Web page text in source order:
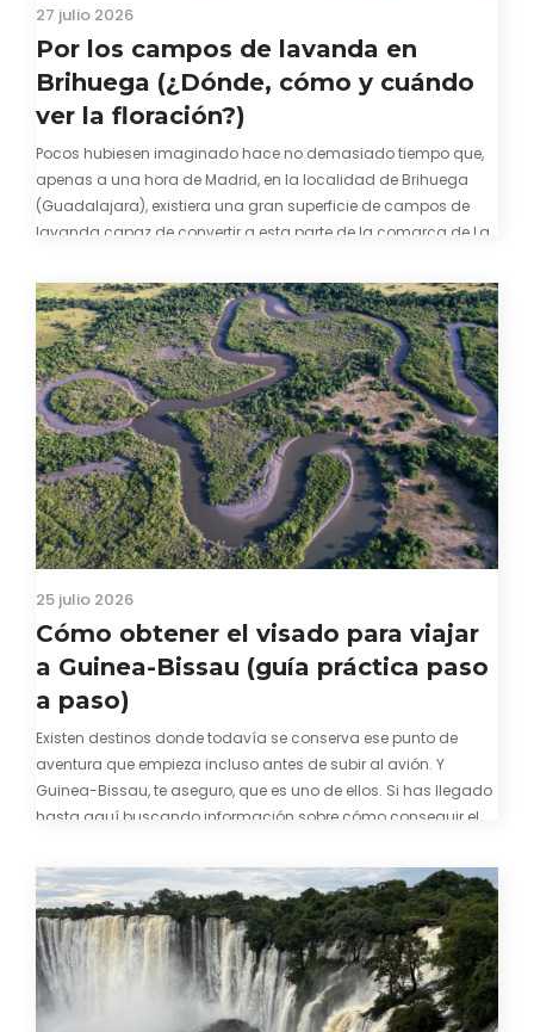
27 julio 2026
Por los campos de lavanda en
Brihuega (¿Dónde, cómo y cuándo
ver la floración?)
Pocos hubiesen imaginado hace no demasiado tiempo que,
apenas a una hora de Madrid, en la localidad de Brihuega
(Guadalajara), existiera una gran superficie de campos de
lavanda capaz de convertir a esta parte de la comarca de La
25 julio 2026
Cómo obtener el visado para viajar
a Guinea-Bissau (guía práctica paso
a paso)
Existen destinos donde todavía se conserva ese punto de
aventura que empieza incluso antes de subir al avión. Y
Guinea-Bissau, te aseguro, que es uno de ellos. Si has llegado
hasta aquí buscando información sobre cómo conseguir el
hayas encontrado con que…